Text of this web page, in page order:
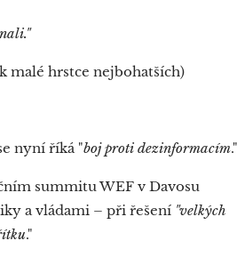
malé hrstce nejbohatších)
nyní říká "boj proti dezinformacím."
summitu WEF v Davosu
a vládami – při řešení "velkých
."